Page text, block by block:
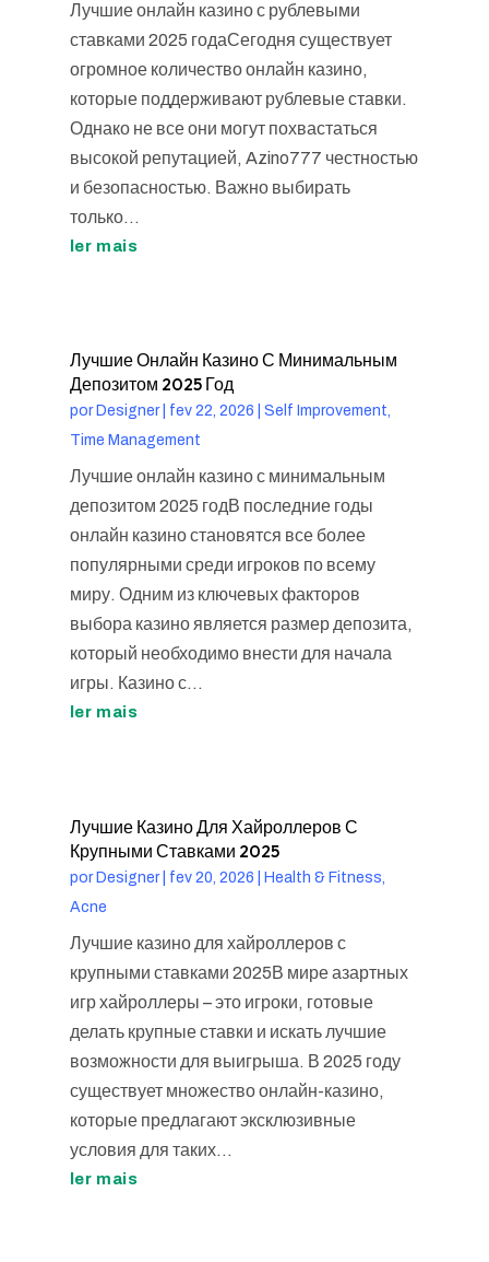
Лучшие онлайн казино с рублевыми
ставками 2025 годаСегодня существует
огромное количество онлайн казино,
которые поддерживают рублевые ставки.
Однако не все они могут похвастаться
высокой репутацией, Azino777 честностью
и безопасностью. Важно выбирать
только...
ler mais
Лучшие Онлайн Казино С Минимальным
Депозитом 2025 Год
por Designer| fev 22, 2026
Self Improvement,
Time Management
Лучшие онлайн казино с минимальным
депозитом 2025 годВ последние годы
онлайн казино становятся все более
популярными среди игроков по всему
миру. Одним из ключевых факторов
выбора казино является размер депозита,
который необходимо внести для начала
игры. Казино с...
ler mais
Лучшие Казино Для Хайроллеров С
Крупными Ставками 2025
porDesigner| fev 20, 2026
Health & Fitness,
Acne
Лучшие казино для хайроллеров с
крупными ставками 2025В мире азартных
игр хайроллеры – это игроки, готовые
делать крупные ставки и искать лучшие
возможности для выигрыша. В 2025 году
существует множество онлайн-казино,
которые предлагают эксклюзивные
условия для таких...
ler mais